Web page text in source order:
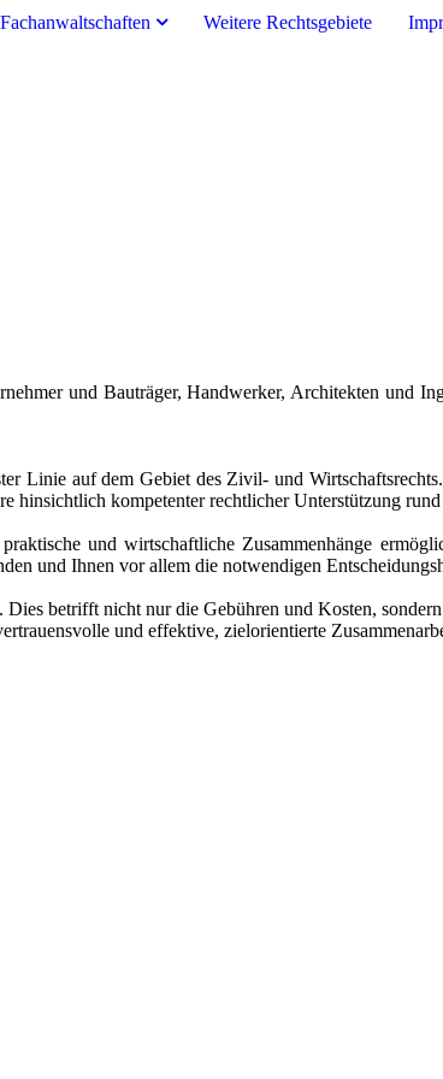
Fachanwaltschaften Weitere Rechtsgebiete
und Bauträger, Handwerker, Architekten und
Linie auf dem Gebiet des Zivil- und
hinsichtlich kompetenter rechtlicher Unterstützung
und wirtschaftliche Zusammenhänge
und Ihnen vor allem die notwendigen
betrifft nicht nur die Gebühren und Kosten,
und effektive, zielorientierte